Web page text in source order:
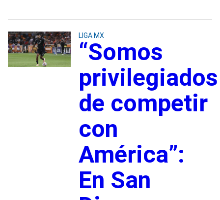
LIGA MX
“Somos
privilegiados
de competir
con
América”:
En San